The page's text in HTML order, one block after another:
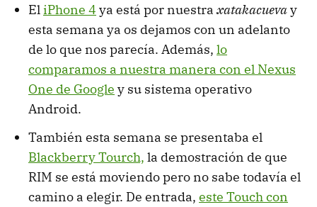
El iPhone 4 ya está por nuestra xatakacuevay
esta semana ya os dejamos con un adelanto
de lo que nos parecía. Además, lo
comparamos a nuestra manera con el Nexus
One de Google y su sistema operativo
Android.
También esta semana se presentaba el
Blackberry Tourch, la demostración de que
RIM se está moviendo pero no sabe todavía el
camino a elegir. De entrada, este Touch con